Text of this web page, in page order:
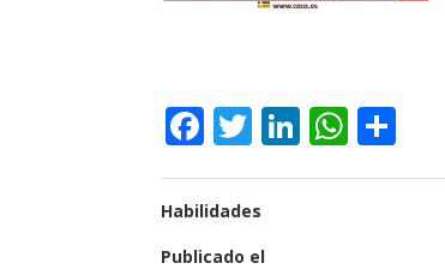
Facebook
Twitter
LinkedIn
Habilidades
Publicado el